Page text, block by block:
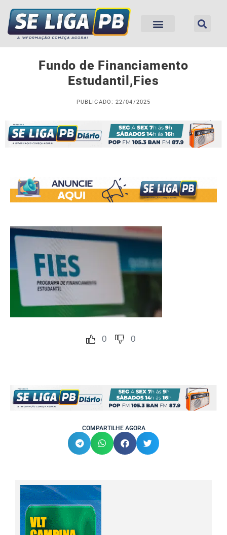
Fundo de Financiamento
Estudantil,Fies
PUBLICADO: 22/04/2025
0 0
COMPARTILHE AGORA